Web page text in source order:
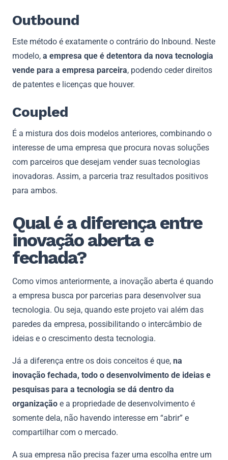
Outbound
Este método é exatamente o contrário do Inbound. Neste
modelo, a empresa que é detentora da nova tecnologia
vende para a empresa parceira, podendo ceder direitos
de patentes e licenças que houver.
Coupled
É a mistura dos dois modelos anteriores, combinando o
interesse de uma empresa que procura novas soluções
com parceiros que desejam vender suas tecnologias
inovadoras. Assim, a parceria traz resultados positivos
para ambos.
Qual é a diferença entre
inovação aberta e
fechada?
Como vimos anteriormente, a inovação aberta é quando
a empresa busca por parcerias para desenvolver sua
tecnologia. Ou seja, quando este projeto vai além das
paredes da empresa, possibilitando o intercâmbio de
ideias e o crescimento desta tecnologia.
Já a diferença entre os dois conceitos é que, na
inovação fechada, todo o desenvolvimento de ideias e
pesquisas para a tecnologia se dá dentro da
organização e a propriedade de desenvolvimento é
somente dela, não havendo interesse em “abrir” e
compartilhar com o mercado.
A sua empresa não precisa fazer uma escolha entre um